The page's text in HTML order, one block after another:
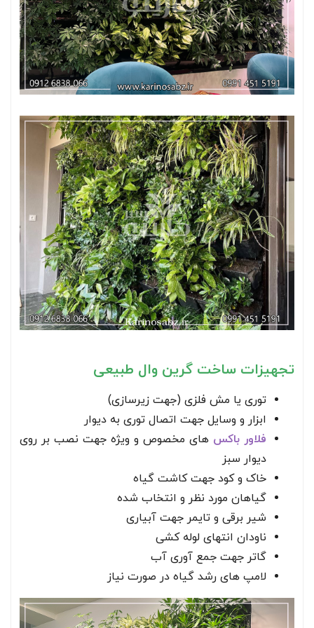
تجهیزات ساخت گرین وال طبیعی
توری یا مش فلزی (جهت زیرسازی)
ابزار و وسایل جهت اتصال توری به دیوار
فلاور باکس های مخصوص و ویژه جهت نصب بر روی
دیوار سبز
خاک و کود جهت کاشت گیاه
گیاهان مورد نظر و انتخاب شده
شیر برقی و تایمر جهت آبیاری
ناودان انتهای لوله کشی
گاتر جهت جمع آوری آب
لامپ های رشد گیاه در صورت نیاز